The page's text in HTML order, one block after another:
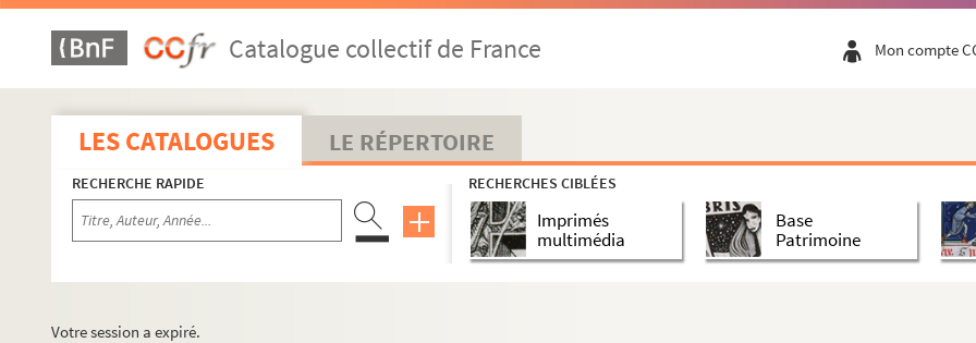
Catalogue collectif de France Mon compte
LES CATALOGUES LE RÉPERTOIRE
RECHERCHE RAPIDE RECHERCHES CIBLÉES
Imprimés
multimédia
Base
Patrimoine
Votre session a expiré.